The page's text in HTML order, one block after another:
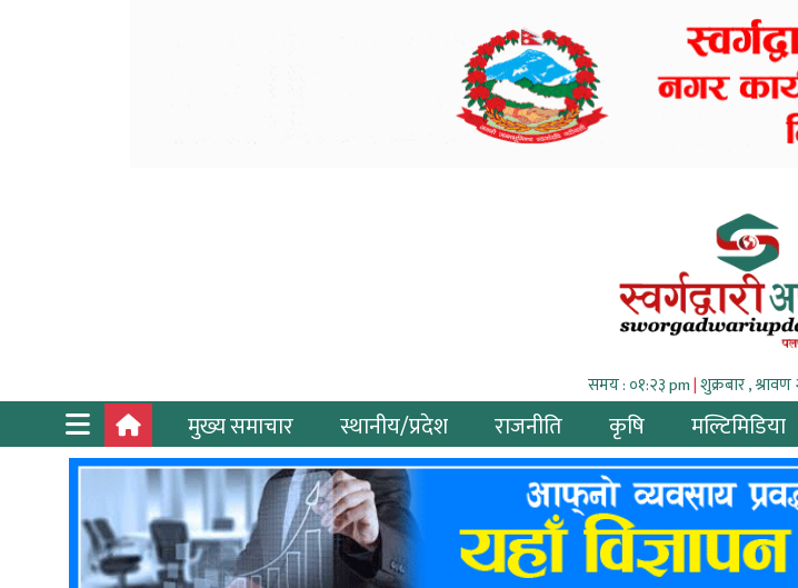
समय : ०१:२३ pm|शुक्रबार ,
मुख्य समाचार स्थानीय/प्रदेश राजनीति कृषि मल्टिमिडिया